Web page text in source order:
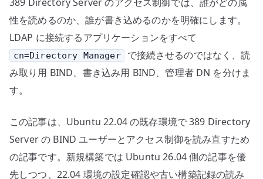
の
性を読めるのか、誰が書き込めるのかを明確にします。
LDAP に接続するアプリケーションをすべて
cn=Directory Manager
で接続させるのではなく、読
み取り用 BIND、書き込み用 BIND、管理者 DN を分けま
す。
この記事は、Ubuntu 22.04 の既存環境で 389 Directory
Server の BIND ユーザーとアクセス制御を読み直すため
の記事です。新規構築では Ubuntu 26.04 側の記事を優
先しつつ、22.04 環境の設定確認や古い構築記録の読み